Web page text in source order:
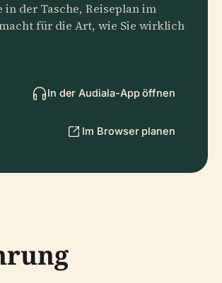
in der Tasche, Reiseplan im
für die Art, wie Sie wirklich
In der Audiala-App öffnen
Im Browser planen